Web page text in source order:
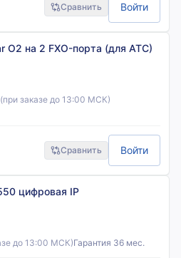
Сравнить Войти
O2 на 2 FXO-порта (для АТС)
заказе до 13:00 МСК)
Сравнить Войти
цифровая IP
до 13:00 МСК)Гарантия 36 мес.